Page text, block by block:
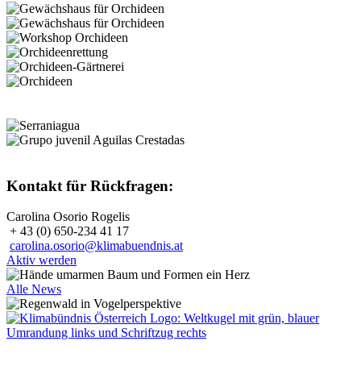
Kontakt für Rückfragen:
Carolina Osorio Rogelis
+ 43 (0) 650-234 41 17
carolina.osorio@klimabuendnis.at
Aktiv werden
Alle News